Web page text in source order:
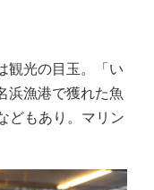
観光の目玉。「い
浜漁港で獲れた魚
どもあり。マリン